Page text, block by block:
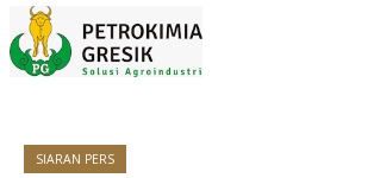
SIARAN PERS